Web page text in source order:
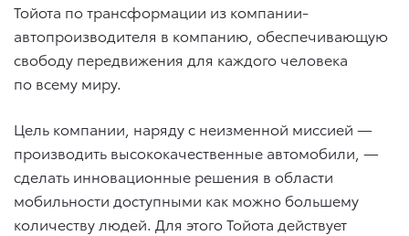
Тойота по трансформации из компании-
автопроизводителя в компанию, обеспечивающую
свободу передвижения для каждого человека
по всему миру.
Цель компании, наряду с неизменной миссией —
производить высококачественные автомобили, —
сделать инновационные решения в области
мобильности доступными как можно большему
количеству людей. Для этого Тойота действует